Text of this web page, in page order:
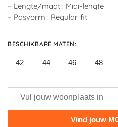
– Lengte/maat : Midi-lengte
– Pasvorm : Regular fit
BESCHIKBARE MATEN:
42 44 46 48